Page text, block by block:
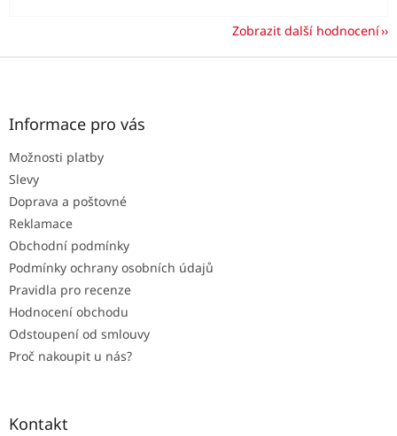
Zobrazit další hodnocení
Z
Informace pro vás
Možnosti platby
Slevy
Doprava a poštovné
Reklamace
Obchodní podmínky
Podmínky ochrany osobních údajů
Pravidla pro recenze
Hodnocení obchodu
Odstoupení od smlouvy
Proč nakoupit u nás?
Kontakt